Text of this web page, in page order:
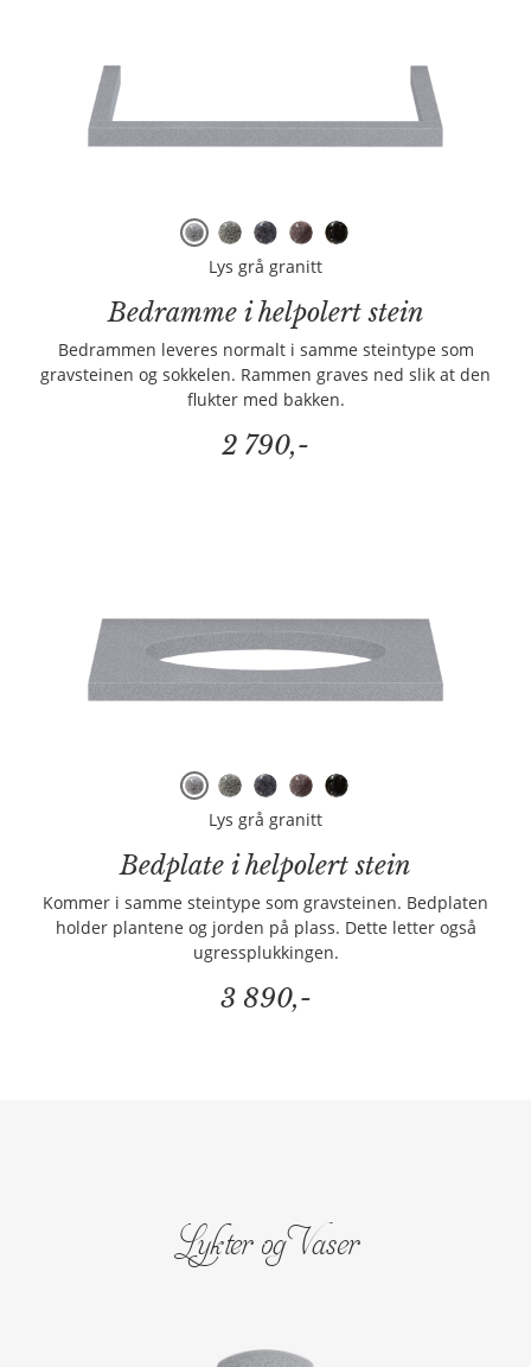
Lys grå granitt
Bedramme i helpolert stein
Bedrammen leveres normalt i samme steintype som
gravsteinen og sokkelen. Rammen graves ned slik at den
flukter med bakken.
2 790,-
Lys grå granitt
Bedplate i helpolert stein
Kommer i samme steintype som gravsteinen. Bedplaten
holder plantene og jorden på plass. Dette letter også
ugressplukkingen.
3 890,-
Lykter og Vaser